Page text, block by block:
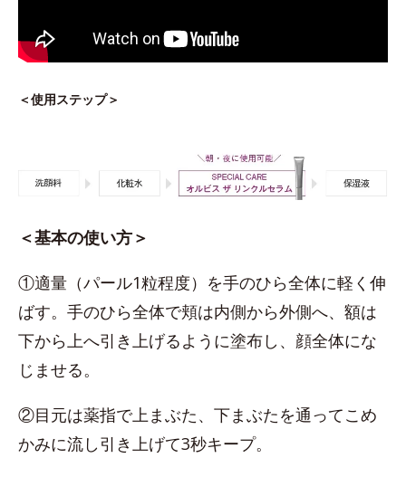
＜使用ステップ＞
＜基本の使い方＞
①適量（パール1粒程度）を手のひら全体に軽く伸
ばす。手のひら全体で頬は内側から外側へ、額は
下から上へ引き上げるように塗布し、顔全体にな
じませる。
②目元は薬指で上まぶた、下まぶたを通ってこめ
かみに流し引き上げて3秒キープ。